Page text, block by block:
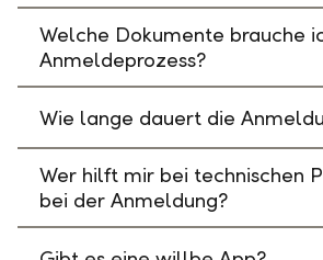
Welche Dokumente brauche
Anmeldeprozess?
Wie lange dauert die
Wer hilft mir bei technischen
bei der Anmeldung?